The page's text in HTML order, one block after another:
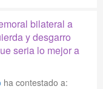
bilateral a
y desgarro
seria lo mejor a
ha contestado a: